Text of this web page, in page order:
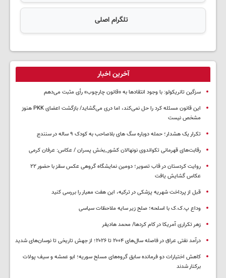
تلگرام اصلی
آخرین اخبار
سزگین تانریکولو: با وجود انتقادها به «قانون چارچوب» رأی مثبت می‌دهم
این قانون مسئله کرد را حل نمی‌کند، اما دری می‌گشاید/ بازگشت اعضای PKK هنوز
مشخص نیست
تکرار یک هشدار؛ حمله دوباره سگ های بلاصاحب به کودک ۹ ساله در سنندج
رقابت‌های قهرمانی تکواندوی نونهالان کشور_بخش پسران / عکاس: عرفان کرمی
روایت کردستان در قاب تصویر؛ دومین نمایشگاه گروهی عکس سقز با حضور ۲۲
عکاس گشایش یافت
قبل از پرداخت شهریه پزشکی در ترکیه، این هفت معیار را بررسی کنید
وداع پ.ک.ک با اسلحه؛ صلح زیر سایه ملاحظات سیاسی
زهر تکراری آمریکا در کام کردها/ محمد هادیفر
درآمد نفتی عراق در فاصله سال‌های ۲۰۰۴ تا ۲۰۲۶؛ از جهش تاریخی تا نوسان‌های شدید
کاهش اختیارات دو فرمانده سابق گروه‌های مسلح سوریه؛ ابو عمشه و سیف پولات
برکنار شدند